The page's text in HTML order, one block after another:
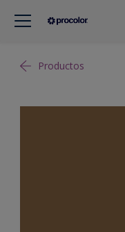
Productos